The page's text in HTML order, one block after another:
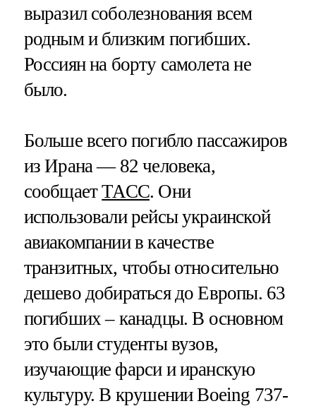
выразил соболезнования всем
родным и близким погибших.
Россиян на борту самолета не
было.
Больше всего погибло пассажиров
из Ирана — 82 человека,
сообщаетТАСС. Они
использовали рейсы украинской
авиакомпании в качестве
транзитных, чтобы относительно
дешево добираться до Европы. 63
погибших – канадцы. В основном
это были студенты вузов,
изучающие фарси и иранскую
культуру. В крушении Boeing 737-